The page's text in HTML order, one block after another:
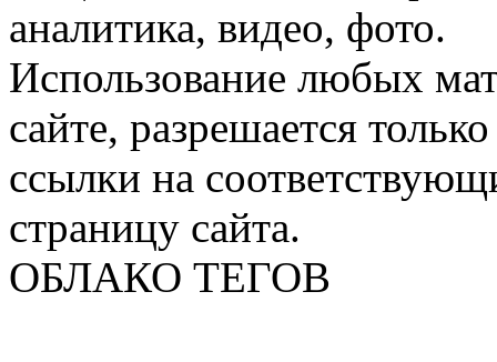
аналитика, видео, фото.
Использование любых
сайте, разрешается
ссылки на
страницу сайта.
ОБЛАКО ТЕГОВ